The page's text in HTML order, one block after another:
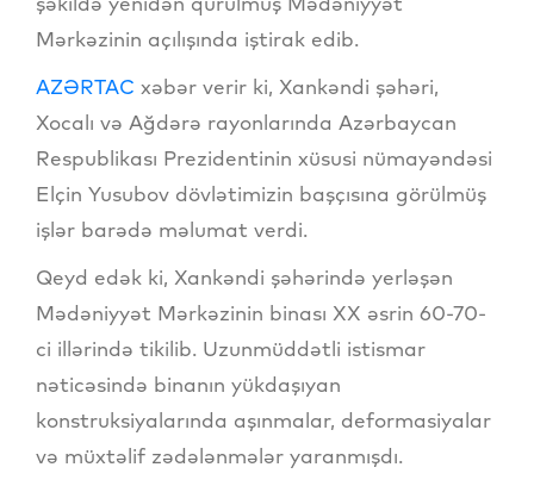
Mərkəzinin açılışında iştirak edib.
AZƏRTAC xəbər verir ki, Xankəndi şəhəri,
Xocalı və Ağdərə rayonlarında Azərbaycan
Respublikası Prezidentinin xüsusi nümayəndəsi
Elçin Yusubov dövlətimizin başçısına görülmüş
işlər barədə məlumat verdi.
Qeyd edək ki, Xankəndi şəhərində yerləşən
Mədəniyyət Mərkəzinin binası XX əsrin 60-70-
ci illərində tikilib. Uzunmüddətli istismar
nəticəsində binanın yükdaşıyan
konstruksiyalarında aşınmalar, deformasiyalar
və müxtəlif zədələnmələr yaranmışdı.